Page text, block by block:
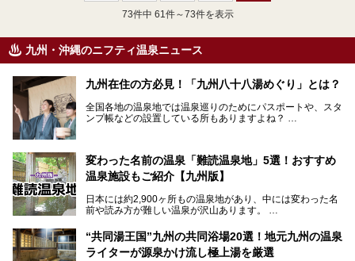
73件中 61件～73件を表示
九州・沖縄のニフティ温泉ニュース
九州在住の方必見！「九州八十八湯めぐり」とは？
全国各地の温泉地では温泉巡りのためにパスポートや、スタ
ンプ帳などの設置している所もありますよね？
な方ならぜひ参加してみたいスタンプラリーでしょう。
変わった名前の温泉「難読温泉地」5選！おすすめ
温泉施設もご紹介【九州版】
日本には約2,900ヶ所もの温泉地があり、中には変わった名
前や読み方が難しい温泉が沢山あります。
そこで日本各地にある「難読温泉地」を、地域ごとにクイズ
形式でご紹介。第５回目(最終回)である今回は、九州地方の
難読温泉地をピックアップしました。
“共同湯王国”九州の共同浴場20選！地元九州の温泉
ライターが源泉かけ流し極上湯を厳選